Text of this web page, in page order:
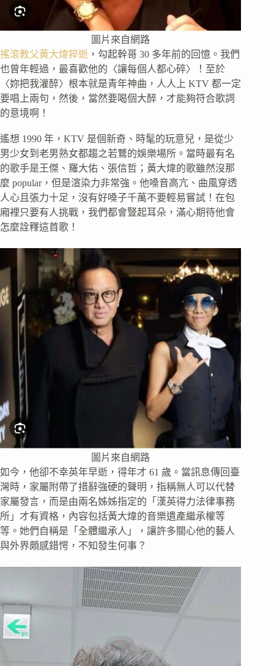
圖片來自網路
搖滾教父黃大煒猝逝 ，勾起幹哥 30 多年前的回憶。我們
也曾年輕過，最喜歡他的〈讓每個人都心碎〉！至於
〈妳把我灌醉〉根本就是青年神曲，人人上 KTV 都一定
要唱上兩句，然後，當然要喝個大醉，才能夠符合歌詞
的意境啊！
遙想 1990 年，KTV 是個新奇、時髦的玩意兒，是從少
男少女到老男熟女都趨之若鶩的娛樂場所。當時最有名
的歌手是王傑、羅大佑、張信哲；黃大煒的歌雖然沒那
麼 popular，但是渲染力非常強。他嗓音高亢、曲風穿透
人心且張力十足，沒有好嗓子千萬不要輕易嘗試！在包
廂裡只要有人挑戰，我們都會豎起耳朵，滿心期待他會
怎麼詮釋這首歌！
圖片來自網路
如今，他卻不幸英年早逝，得年才 61 歲。當訊息傳回臺
灣時，家屬附帶了措辭強硬的聲明，指稱無人可以代替
家屬發言，而是由兩名姊姊指定的「漢英得力法律事務
所」才有資格，內容包括黃大煒的音樂遺產繼承權等
等。她們自稱是「全體繼承人」，讓許多關心他的藝人
與外界頗感錯愕，不知發生何事？